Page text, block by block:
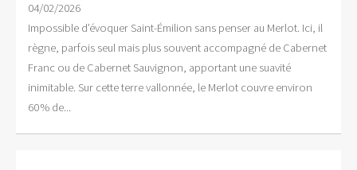
04/02/2026
Impossible d’évoquer Saint-Émilion sans penser au Merlot. Ici, il
règne, parfois seul mais plus souvent accompagné de Cabernet
Franc ou de Cabernet Sauvignon, apportant une suavité
inimitable. Sur cette terre vallonnée, le Merlot couvre environ
60 % de...